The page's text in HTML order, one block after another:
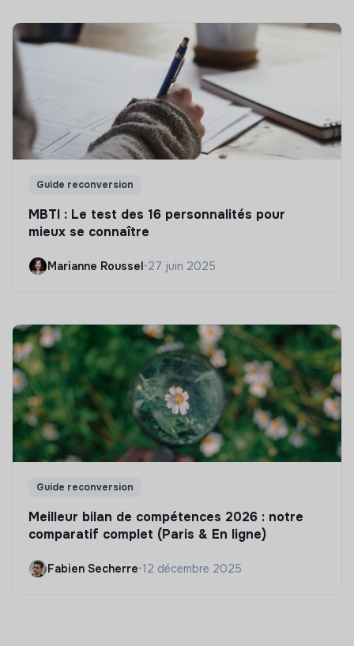
Guide reconversion
MBTI : Le test des 16 personnalités pour
mieux se connaître
Marianne Roussel•27 juin 2025
Guide reconversion
Meilleur bilan de compétences 2026 : notre
comparatif complet (Paris & En ligne)
Fabien Secherre•12 décembre 2025